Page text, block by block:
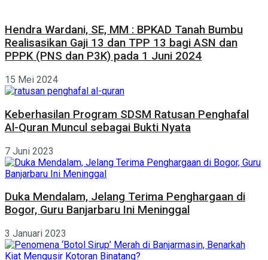
Hendra Wardani, SE, MM : BPKAD Tanah Bumbu
Realisasikan Gaji 13 dan TPP 13 bagi ASN dan
PPPK (PNS dan P3K) pada 1 Juni 2024
15 Mei 2024
Keberhasilan Program SDSM Ratusan Penghafal
Al-Quran Muncul sebagai Bukti Nyata
7 Juni 2023
Duka Mendalam, Jelang Terima Penghargaan di
Bogor, Guru Banjarbaru Ini Meninggal
3 Januari 2023